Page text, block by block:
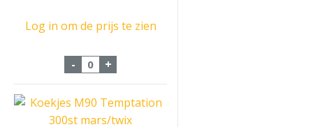
Log in om de prijs te zien
- Suikerklontjes Mini 8x500gr aantal
+